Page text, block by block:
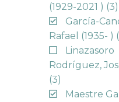
(1929-2021 ) (3)
García-
Rafael (1935- )
Linazasoro
Rodríguez,
(3)
Maestre